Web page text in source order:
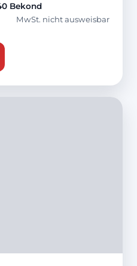
Bekond
MwSt. nicht ausweisbar